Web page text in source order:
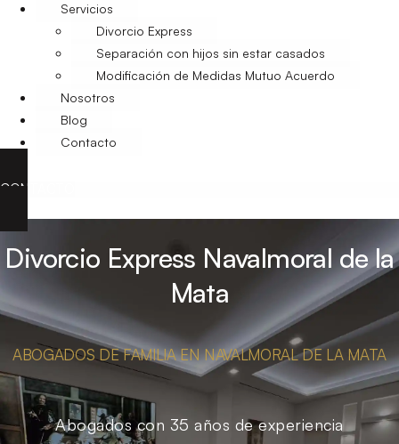
Servicios
Divorcio Express
Separación con hijos sin estar casados
Modificación de Medidas Mutuo Acuerdo
Nosotros
Blog
Contacto
CONTACTO
Divorcio Express Navalmoral de la
Mata
ABOGADOS DE FAMILIA EN NAVALMORAL DE LA MATA
Abogados con 35 años de experiencia